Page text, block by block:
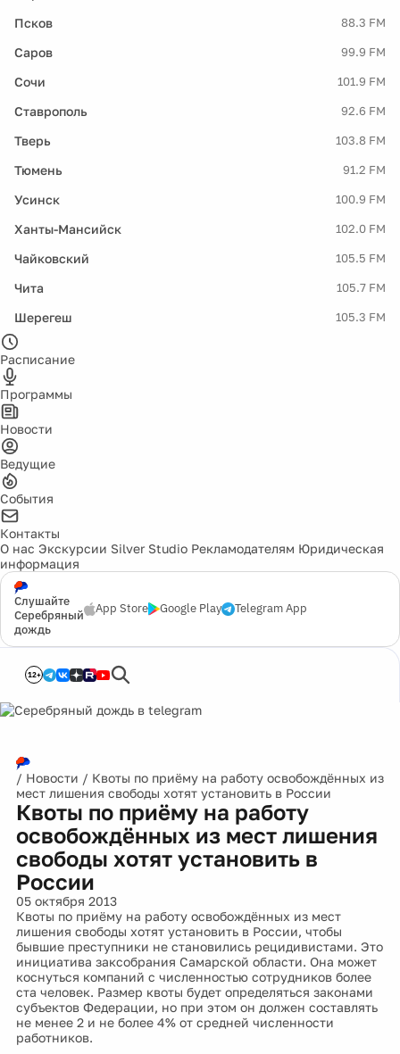
Псков 88.3 FM
Саров 99.9 FM
Сочи 101.9 FM
Ставрополь 92.6 FM
Тверь 103.8 FM
Тюмень 91.2 FM
Усинск 100.9 FM
Ханты-Мансийск 102.0 FM
Чайковский 105.5 FM
Чита 105.7 FM
Шерегеш 105.3 FM
Расписание
Программы
Новости
Ведущие
События
Контакты
О нас Экскурсии Silver Studio Рекламодателям Юридическая
информация
Слушайте
Серебряный
дождь
App Store Google Play Telegram App
12+
/ Новости / Квоты по приёму на работу освобождённых из
мест лишения свободы хотят установить в России
Квоты по приёму на работу
освобождённых из мест лишения
свободы хотят установить в
России
05 октября 2013
Квоты по приёму на работу освобождённых из мест
лишения свободы хотят установить в России, чтобы
бывшие преступники не становились рецидивистами. Это
инициатива заксобрания Самарской области. Она может
коснуться компаний с численностью сотрудников более
ста человек. Размер квоты будет определяться законами
субъектов Федерации, но при этом он должен составлять
не менее 2 и не более 4% от средней численности
работников.